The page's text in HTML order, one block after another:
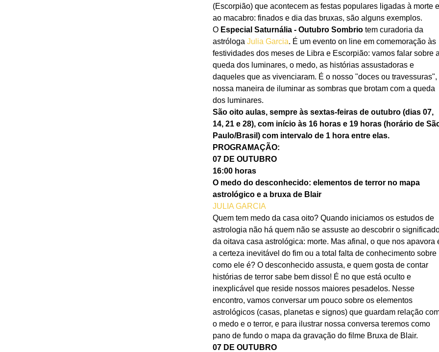
(Escorpião) que acontecem as festas populares ligadas à morte
ao macabro: finados e dia das bruxas, são alguns exemplos.
O Especial Saturnália - Outubro Sombrio tem curadoria da
astróloga Julia Garcia. É um evento on line em comemoração às
festividades dos meses de Libra e Escorpião: vamos falar sobre
queda dos luminares, o medo, as histórias assustadoras e
daqueles que as vivenciaram. É o nosso "doces ou
nossa maneira de iluminar as sombras que brotam com a queda
dos luminares.
São oito aulas, sempre às sextas-feiras de outubro (dias 07,
14, 21 e 28), com início às 16 horas e 19 horas (horário de
Paulo/Brasil) com intervalo de 1 hora entre elas.
PROGRAMAÇÃO:
07 DE OUTUBRO
16:00 horas
O medo do desconhecido: elementos de terror no mapa
astrológico e a bruxa de Blair
JULIA GARCIA
Quem tem medo da casa oito? Quando iniciamos os estudos de
astrologia não há quem não se assuste ao descobrir o
da oitava casa astrológica: morte. Mas afinal, o que nos apavora
a certeza inevitável do fim ou a total falta de conhecimento sobre
como ele é? O desconhecido assusta, e quem gosta de contar
histórias de terror sabe bem disso! É no que está oculto e
inexplicável que reside nossos maiores pesadelos. Nesse
encontro, vamos conversar um pouco sobre os elementos
astrológicos (casas, planetas e signos) que guardam relação
o medo e o terror, e para ilustrar nossa conversa teremos como
pano de fundo o mapa da gravação do filme Bruxa de Blair.
​07 DE OUTUBRO